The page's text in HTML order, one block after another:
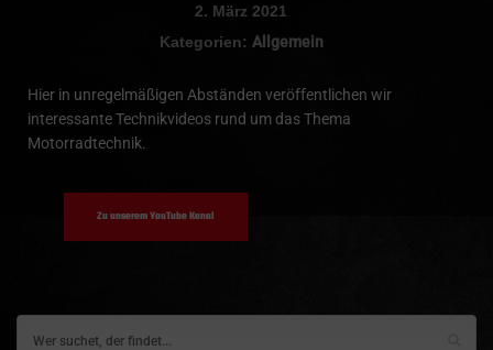
2. März 2021
Kategorien: Allgemein
Hier in unregelmäßigen Abständen veröffentlichen wir
interessante Technikvideos rund um das Thema
Motorradtechnik.
Zu unserem YouTube Kanal